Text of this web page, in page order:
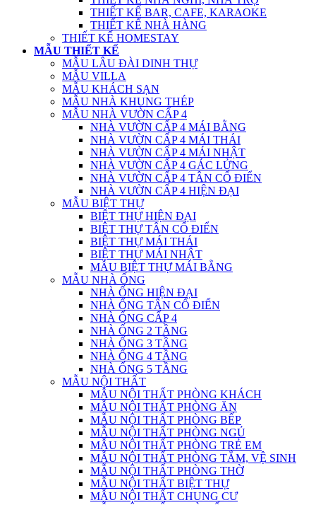
THIẾT KẾ BAR, CAFE, KARAOKE
THIẾT KẾ NHÀ HÀNG
THIẾT KẾ HOMESTAY
MẪU THIẾT KẾ
MẪU LÂU ĐÀI DINH THỰ
MẪU VILLA
MẪU KHÁCH SẠN
MẪU NHÀ KHUNG THÉP
MẪU NHÀ VƯỜN CẤP 4
NHÀ VƯỜN CẤP 4 MÁI BẰNG
NHÀ VƯỜN CẤP 4 MÁI THÁI
NHÀ VƯỜN CẤP 4 MÁI NHẬT
NHÀ VƯỜN CẤP 4 GÁC LỬNG
NHÀ VƯỜN CẤP 4 TÂN CỔ ĐIỂN
NHÀ VƯỜN CẤP 4 HIỆN ĐẠI
MẪU BIỆT THỰ
BIỆT THỰ HIỆN ĐẠI
BIỆT THỰ TÂN CỔ ĐIỂN
BIỆT THỰ MÁI THÁI
BIỆT THỰ MÁI NHẬT
MẪU BIỆT THỰ MÁI BẰNG
MẪU NHÀ ỐNG
NHÀ ỐNG HIỆN ĐẠI
NHÀ ỐNG TÂN CỔ ĐIỂN
NHÀ ỐNG CẤP 4
NHÀ ỐNG 2 TẦNG
NHÀ ỐNG 3 TẦNG
NHÀ ỐNG 4 TẦNG
NHÀ ỐNG 5 TẦNG
MẪU NỘI THẤT
MẪU NỘI THẤT PHÒNG KHÁCH
MẪU NỘI THẤT PHÒNG ĂN
MẪU NỘI THẤT PHÒNG BẾP
MẪU NỘI THẤT PHÒNG NGỦ
MẪU NỘI THẤT PHÒNG TRẺ EM
MẪU NỘI THẤT PHÒNG TẮM, VỆ SINH
MẪU NỘI THẤT PHÒNG THỜ
MẪU NỘI THẤT BIỆT THỰ
MẪU NỘI THẤT CHUNG CƯ